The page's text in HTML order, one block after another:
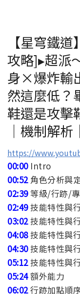
【星穹鐵
攻略]▸超派
身×爆炸輸
然這麼低？
鞋還是攻擊
｜機制解
https://
00:00 Intro
00:52角色分析與
02:39 等級/行跡/
02:49技能特性與
03:02技能特性與
04:08技能特性與
04:30技能特性與
05:12技能特性與
05:24額外能力
06:02行跡加點順